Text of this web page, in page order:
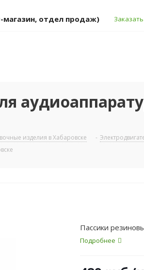
магазин, отдел продаж)
изделия в Хабаровске -
Пассики
Подробнее